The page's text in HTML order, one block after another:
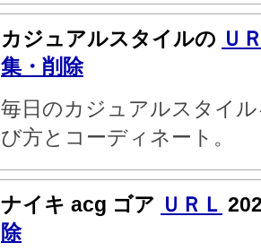
カジュアルスタイルの Ｕ
集・削除
毎日のカジュアルスタイ
び方とコーディネート。
ナイキ acg ゴア ＵＲＬ
除